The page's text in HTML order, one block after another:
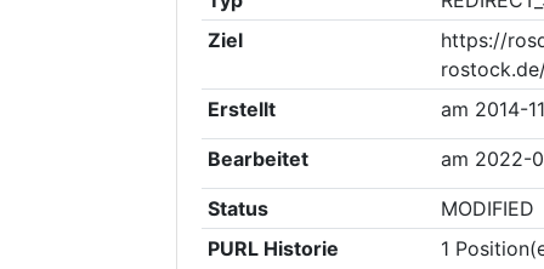
Ziel
https://
Erstellt
am 2014-
Bearbeitet am 2022-
Status
MODIFIED
PURL Historie
1